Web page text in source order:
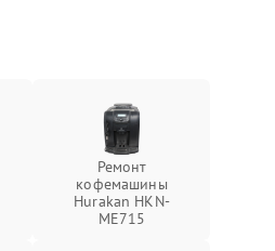
Ремонт
кофемашины
Hurakan HKN-
ME715